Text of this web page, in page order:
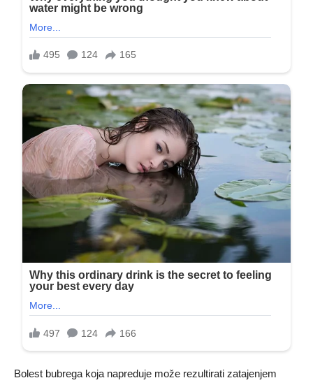
Bolest bubrega koja napreduje može rezultirati zatajenjem